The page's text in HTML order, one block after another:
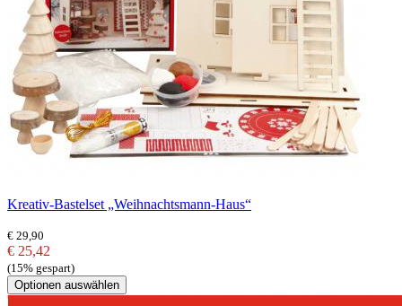
Kreativ-Bastelset „Weihnachtsmann-Haus“
€ 29,90
€ 25,42
(15% gespart)